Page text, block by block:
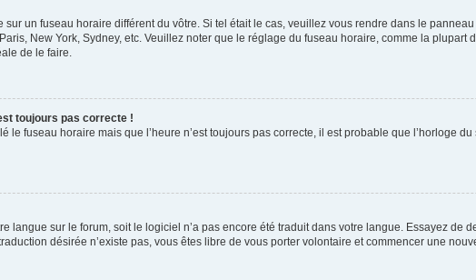
sur un fuseau horaire différent du vôtre. Si tel était le cas, veuillez vous rendre dans le
New York, Sydney, etc. Veuillez noter que le réglage du fuseau horaire, comme la plupart
de le faire.
toujours pas correcte !
le fuseau horaire mais que l’heure n’est toujours pas correcte, il est probable que l’horloge
langue sur le forum, soit le logiciel n’a pas encore été traduit dans votre langue. Essayez de
désirée n’existe pas, vous êtes libre de vous porter volontaire et commencer une